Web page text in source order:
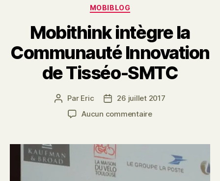
Catégories
MOBIBLOG
Mobithink intègre la
Communauté Innovation
de Tisséo-SMTC
Auteur
l’article
Par Eric
Date26 juillet 2017
Aucun commentairesur
la
Communauté
Innovation